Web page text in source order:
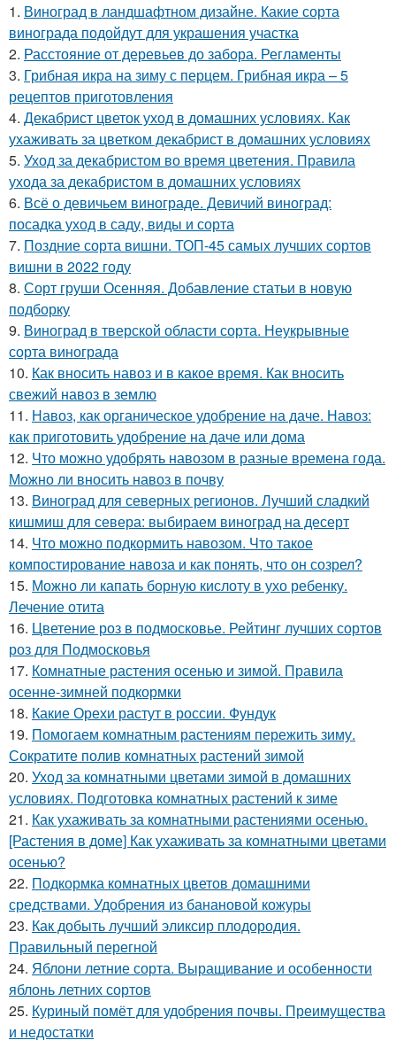
1. Виноград в ландшафтном дизайне. Какие сорта
винограда подойдут для украшения участка
2. Расстояние от деревьев до забора. Регламенты
3. Грибная икра на зиму с перцем. Грибная икра – 5
рецептов приготовления
4. Декабрист цветок уход в домашних условиях. Как
ухаживать за цветком декабрист в домашних условиях
5. Уход за декабристом во время цветения. Правила
ухода за декабристом в домашних условиях
6. Всё о девичьем винограде. Девичий виноград:
посадка уход в саду, виды и сорта
7. Поздние сорта вишни. ТОП-45 самых лучших сортов
вишни в 2022 году
8. Сорт груши Осенняя. Добавление статьи в новую
подборку
9. Виноград в тверской области сорта. Неукрывные
сорта винограда
10. Как вносить навоз и в какое время. Как вносить
свежий навоз в землю
11. Навоз, как органическое удобрение на даче. Навоз:
как приготовить удобрение на даче или дома
12. Что можно удобрять навозом в разные времена года.
Можно ли вносить навоз в почву
13. Виноград для северных регионов. Лучший сладкий
кишмиш для севера: выбираем виноград на десерт
14. Что можно подкормить навозом. Что такое
компостирование навоза и как понять, что он созрел?
15. Можно ли капать борную кислоту в ухо ребенку.
Лечение отита
16. Цветение роз в подмосковье. Рейтинг лучших сортов
роз для Подмосковья
17. Комнатные растения осенью и зимой. Правила
осенне-зимней подкормки
18. Какие Орехи растут в россии. Фундук
19. Помогаем комнатным растениям пережить зиму.
Сократите полив комнатных растений зимой
20. Уход за комнатными цветами зимой в домашних
условиях. Подготовка комнатных растений к зиме
21. Как ухаживать за комнатными растениями осенью.
[Растения в доме] Как ухаживать за комнатными цветами
осенью?
22. Подкормка комнатных цветов домашними
средствами. Удобрения из банановой кожуры
23. Как добыть лучший эликсир плодородия.
Правильный перегной
24. Яблони летние сорта. Выращивание и особенности
яблонь летних сортов
25. Куриный помёт для удобрения почвы. Преимущества
и недостатки